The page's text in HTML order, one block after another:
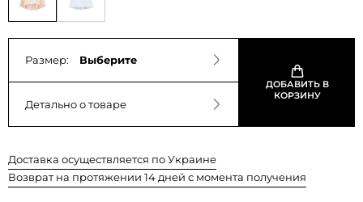
Размер: Выберите
Детально о товаре
ДОБАВИТЬ В
КОРЗИНУ
Доставка осуществляется по Украине
Возврат на протяжении 14 дней с момента получения